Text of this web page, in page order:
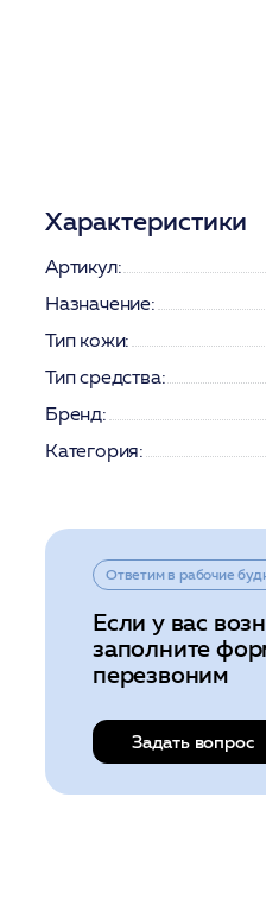
Характеристики
Артикул:
Назначение:
Тип кожи:
Тип средства:
Бренд:
Категория:
Ответим в рабочие
Если у вас
заполните
перезвоним
Задать вопрос